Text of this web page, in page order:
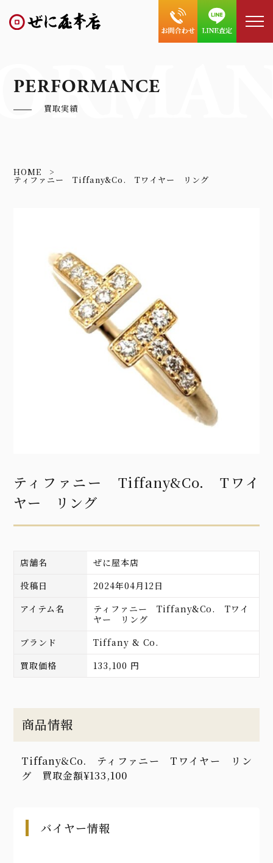
PERFORMANCE
買取実績
HOME
ティファニー Tiffany&Co. Tワイヤー リング
ティファニー Tiffany&Co. Tワイ
ヤー リング
店舗名
ぜに屋本店
投稿日
2024年04月12日
アイテム名
ティファニー Tiffany&Co. Tワイ
ヤー リング
ブランド
Tiffany & Co.
買取価格
133,100 円
商品情報
Tiffany&Co. ティファニー Tワイヤー リン
グ 買取金額¥133,100
バイヤー情報